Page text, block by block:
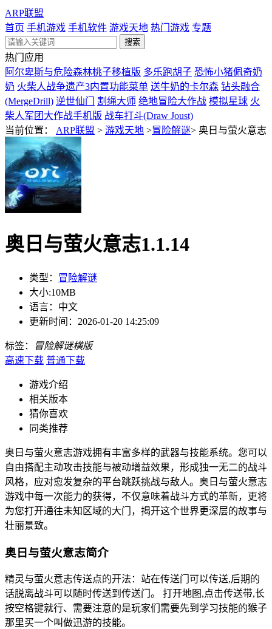
ARP联盟
首页 手机游戏 手机软件 游戏天地 热门游戏 专题
热门应用
阿尔卑斯与危险森林桃子移植版 多乐跑胡子 恐怖小猪佩奇奶
奶 火柴人战争遗产3内置功能菜单 送牛奶的卡尔森 钻头融合
(MergeDrill) 逆世仙门 割绳大师 绝地冒险大作战 模拟星球 火
柴人军团大作战手机版 战车打斗(Draw Joust)
当前位置： ARP联盟 > 游戏天地 >冒险解谜> 奥日与萤火意志
奥日与萤火意志1.1.14
类型： 冒险解谜
大小:10MB
语言： 中文
更新时间： 2026-01-20 14:25:09
标签： 冒险解谜横版
高速下载 普通下载
游戏介绍
相关版本
猜你喜欢
同类推荐
奥日与萤火意志游戏拥有丰富多样的武器与技能系统。您可以
自由搭配主动攻击技能与被动增益效果，形成独一无二的战斗
风格，应对愈发复杂的平台跳跃挑战与敌人。奥日与萤火意志
游戏中每一次能力的获得，不仅意味着战斗方式的革新，更将
为您打开通往未知区域的大门，揭开这个世界更深层的故事与
壮丽景致。
奥日与萤火意志简介
精灵与萤火意志传送点的开法：站在传送门可以传送,后期的
话脱离战斗可以随时传送到传送门。 打开地图,点击传送带,长
按空格键就行、需要注意的是玩家们需要先到学习技能的猴子
那里买一个叫做迅游的技能。